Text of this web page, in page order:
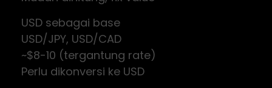
USD sebagai base
USD/JPY, USD/CAD
~$8-10 (tergantung rate)
Perlu dikonversi ke USD